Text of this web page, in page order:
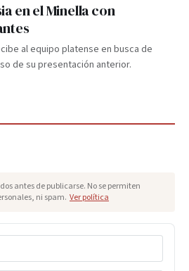
en el Minella con
al equipo platense en busca de
de su presentación anterior.
antes de publicarse. No se permiten
ni spam. Ver política